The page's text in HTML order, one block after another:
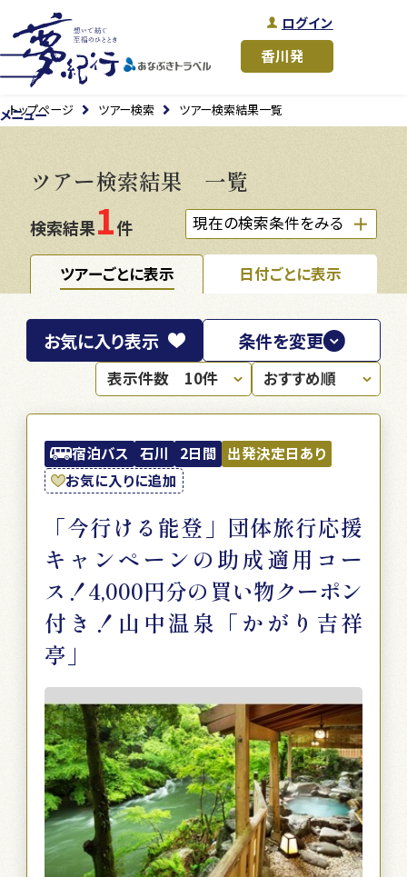
ログイン
メニュー
トップページ ツアー検索 ツアー検索結果一覧
ツアー検索結果 一覧
検索結果1件 現在の検索条件をみる
ツアーごとに表示 日付ごとに表示
宿泊バス 石川 2日間 出発決定日あり
お気に入りに追加
「今行ける能登」団体旅行応援
キャンペーンの助成適用コー
ス！4,000円分の買い物クーポン
付き！山中温泉「かがり吉祥
亭」
お気に入り表示 条件を変更